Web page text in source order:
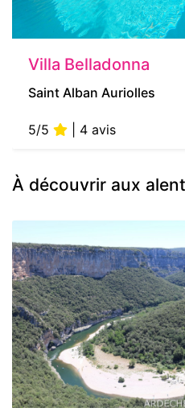
Villa Belladonna
Saint Alban Auriolles
5/5 | 4 avis
À découvrir aux